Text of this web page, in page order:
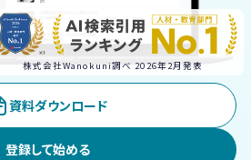
株式会社Wanokuni調べ 2026年2月発表
資料ダウンロード
登録して始める